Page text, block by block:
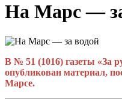
На Марс —
В № 51 (1016) газеты «За
опубликован материал,
Марсе.